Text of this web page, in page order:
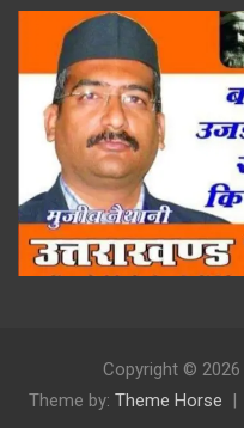
Copyright © 2026
Theme by: Theme Horse